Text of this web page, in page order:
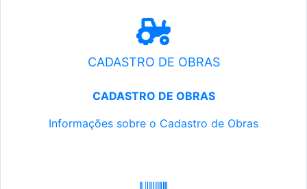
CADASTRO DE OBRAS
CADASTRO DE OBRAS
Informações sobre o Cadastro de Obras